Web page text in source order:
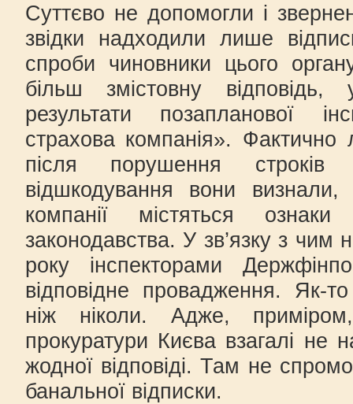
Суттєво не допомогли і
звідки надходили лише
спроби чиновники цього
більш змістовну
результати позапланової
страхова компанія». Фактично
після порушення строків
відшкодування вони
компанії містяться
законодавства. У зв’язку з чим
року інспекторами
відповідне провадження. Як-
ніж ніколи. Адже, приміром,
прокуратури Києва взагалі не
жодної відповіді. Там не
банальної відписки.